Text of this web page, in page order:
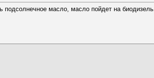
подсолнечное масло, масло пойдет на